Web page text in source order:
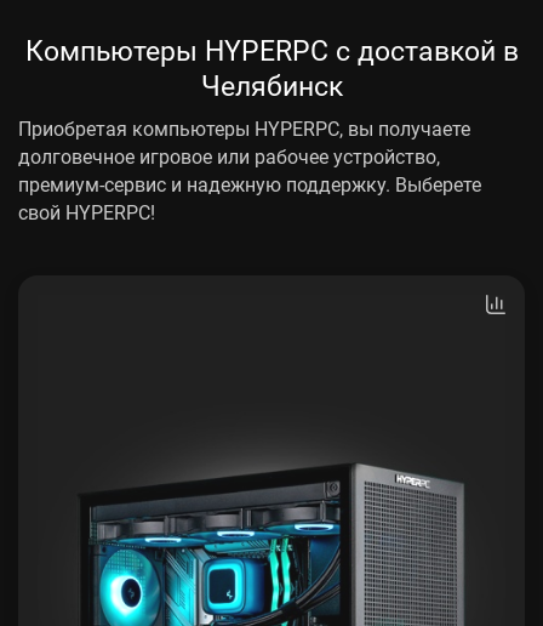
Компьютеры HYPERPC с доставкой в
Челябинск
Приобретая компьютеры HYPERPC, вы получаете
долговечное игровое или рабочее устройство,
премиум-сервис и надежную поддержку. Выберете
свой HYPERPC!